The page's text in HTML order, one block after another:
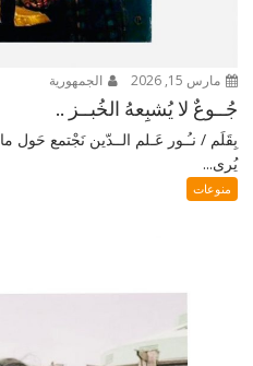
مارس 15, 2026 الجمهورية
جُــوعٌ لا يُشبِعهُ الخُبــز ..
بِقَلَم / نـُـور عَـلم الــدّين نَجْتمع حَول
يُرى...
منوعات